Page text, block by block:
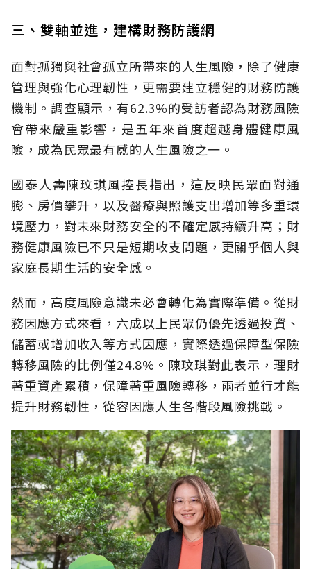
三、雙軸並進，建構財務防護網
面對孤獨與社會孤立所帶來的人生風險，除了健康
管理與強化心理韌性，更需要建立穩健的財務防護
機制。調查顯示，有62.3%的受訪者認為財務風險
會帶來嚴重影響，是五年來首度超越身體健康風
險，成為民眾最有感的人生風險之一。
國泰人壽陳玟琪風控長指出，這反映民眾面對通
膨、房價攀升，以及醫療與照護支出增加等多重環
境壓力，對未來財務安全的不確定感持續升高；財
務健康風險已不只是短期收支問題，更關乎個人與
家庭長期生活的安全感。
然而，高度風險意識未必會轉化為實際準備。從財
務因應方式來看，六成以上民眾仍優先透過投資、
儲蓄或增加收入等方式因應，實際透過保障型保險
轉移風險的比例僅24.8%。陳玟琪對此表示，理財
著重資產累積，保障著重風險轉移，兩者並行才能
提升財務韌性，從容因應人生各階段風險挑戰。